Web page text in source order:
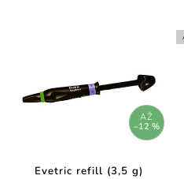
AŽ
–12 %
Evetric refill (3,5 g)